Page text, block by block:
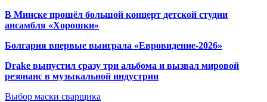
В Минске прошёл большой концерт детской студии
ансамбля «Хорошки»
Болгария впервые выиграла «Евровидение-2026»
Drake выпустил сразу три альбома и вызвал мировой
резонанс в музыкальной индустрии
Выбор маски сварщика